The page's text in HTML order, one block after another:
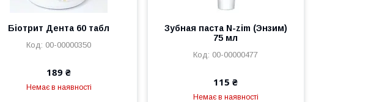
Біотрит Дента 60 табл
00-00000350
189 ₴
Немає в наявності
Зубная паста N-zim (Энзим)
75 мл
00-00000477
115 ₴
Немає в наявності